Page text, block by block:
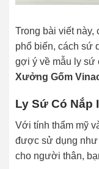
Trong bài viết này,
phổ biến, cách sứ
gợi ý về mẫu ly sứ
Xưởng Gốm
Ly Sứ Có Nắp
Với tính thẩm mỹ
được sử dụng như
cho người thân,